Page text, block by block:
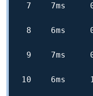
7    7ms
8    6ms
9    7ms
10    6ms     1/